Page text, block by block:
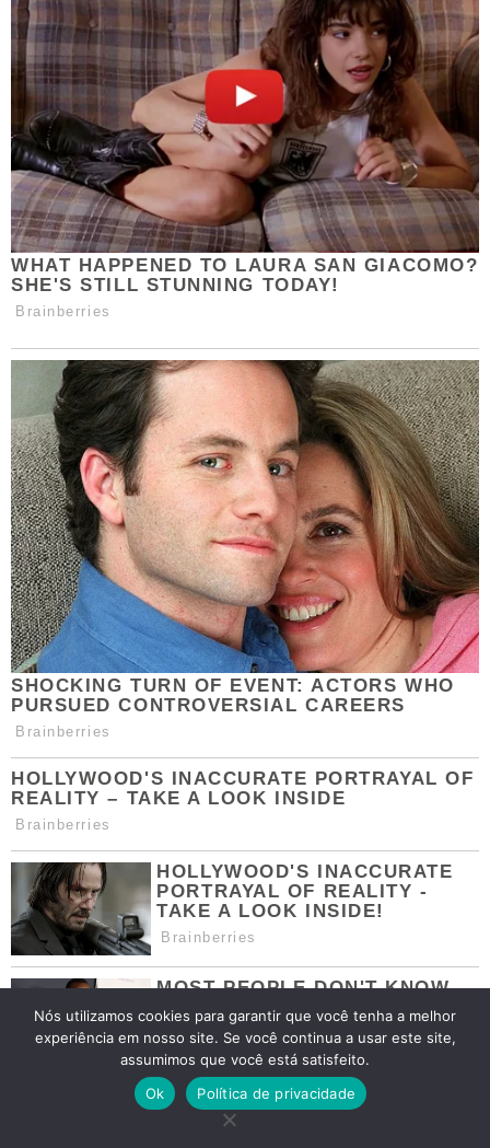
Nós utilizamos cookies para garantir que você tenha a melhor
experiência em nosso site. Se você continua a usar este site,
assumimos que você está satisfeito.
Ok
Política de privacidade